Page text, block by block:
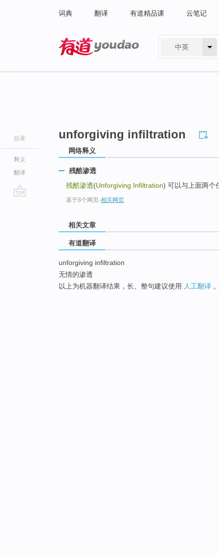
词典 翻译 有道精品课 云笔记
中英
目录
释义
翻译
unforgiving infiltration
网络释义
残酷渗透
残酷渗透(Unforgiving Infiltration) 可以与上面两个
基于8个网页-相关网页
相关文章
有道翻译
unforgiving infiltration
无情的渗透
以上为机器翻译结果，长、整句建议使用 人工翻译